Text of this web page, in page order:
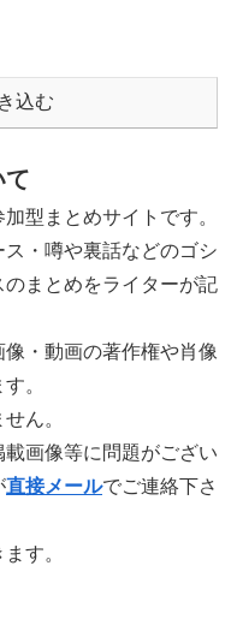
込む
て
型まとめサイトです。
・噂や裏話などのゴシ
まとめをライターが記
・動画の著作権や肖像
。
ん。
画像等に問題がござい
直接メールでご連絡下さ
す。